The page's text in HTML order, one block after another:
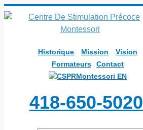
Historique Mission
Vision
Formateurs
Contact
EN
418-650-5020